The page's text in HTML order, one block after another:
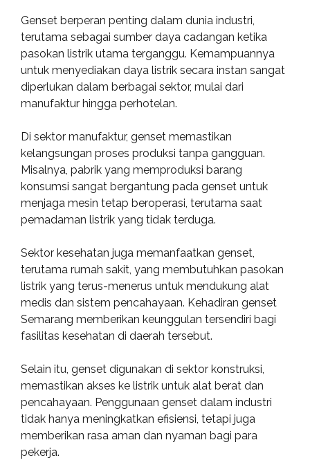
Genset berperan penting dalam dunia industri,
terutama sebagai sumber daya cadangan ketika
pasokan listrik utama terganggu. Kemampuannya
untuk menyediakan daya listrik secara instan sangat
diperlukan dalam berbagai sektor, mulai dari
manufaktur hingga perhotelan.
Di sektor manufaktur, genset memastikan
kelangsungan proses produksi tanpa gangguan.
Misalnya, pabrik yang memproduksi barang
konsumsi sangat bergantung pada genset untuk
menjaga mesin tetap beroperasi, terutama saat
pemadaman listrik yang tidak terduga.
Sektor kesehatan juga memanfaatkan genset,
terutama rumah sakit, yang membutuhkan pasokan
listrik yang terus-menerus untuk mendukung alat
medis dan sistem pencahayaan. Kehadiran genset
Semarang memberikan keunggulan tersendiri bagi
fasilitas kesehatan di daerah tersebut.
Selain itu, genset digunakan di sektor konstruksi,
memastikan akses ke listrik untuk alat berat dan
pencahayaan. Penggunaan genset dalam industri
tidak hanya meningkatkan efisiensi, tetapi juga
memberikan rasa aman dan nyaman bagi para
pekerja.